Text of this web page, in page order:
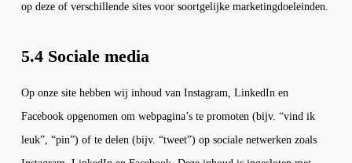
op deze of verschillende sites voor soortgelijke marketingdoeleinden.
5.4 Sociale media
Op onze site hebben wij inhoud van Instagram, LinkedIn en
Facebook opgenomen om webpagina’s te promoten (bijv. “vind ik
leuk”, “pin”) of te delen (bijv. “tweet”) op sociale netwerken zoals